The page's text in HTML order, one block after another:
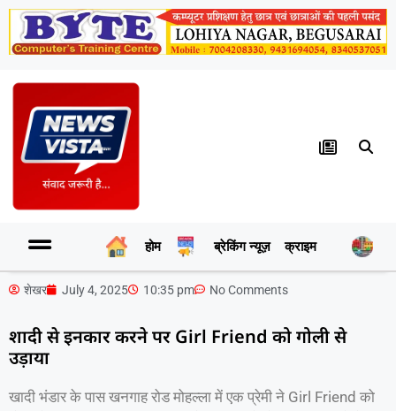
होम ब्रेकिंग न्यूज़ क्राइम
शेखर July 4, 2025 10:35 pm No Comments
शादी से इनकार करने पर Girl Friend को गोली से
उड़ाया
खादी भंडार के पास खनगाह रोड मोहल्ला में एक प्रेमी ने Girl Friend को